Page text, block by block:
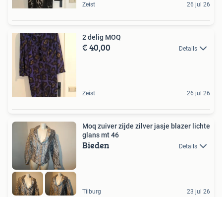
Zeist 26 jul 26
2 delig MOQ
€ 40,00 Details
Zeist 26 jul 26
Moq zuiver zijde zilver jasje blazer lichte
glans mt 46
Bieden Details
Tilburg 23 jul 26